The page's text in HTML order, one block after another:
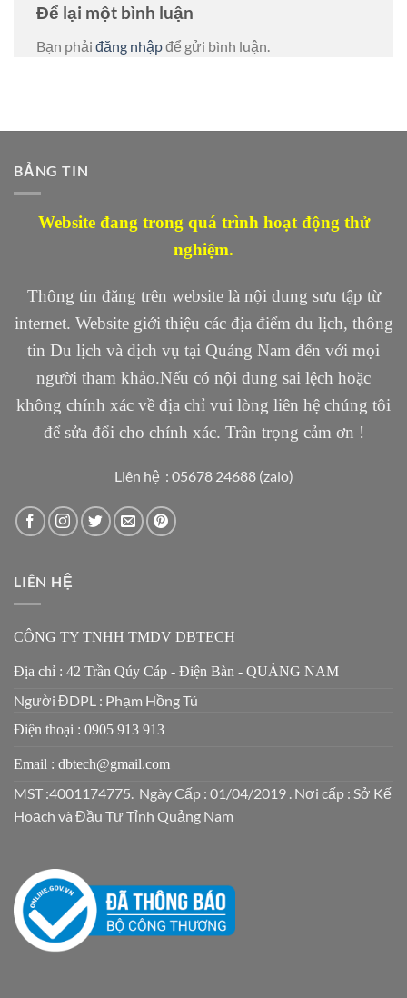
Để lại một bình luận
Bạn phải đăng nhậpđể gửi bình luận.
BẢNG TIN
Website đang trong quá trình hoạt động thử
nghiệm.
Thông tin đăng trên website là nội dung sưu tập từ
internet. Website giới thiệu các địa điểm du lịch, thông
tin Du lịch và dịch vụ tại Quảng Nam đến với mọi
người tham khảo.Nếu có nội dung sai lệch hoặc
không chính xác về địa chỉ vui lòng liên hệ chúng tôi
để sửa đổi cho chính xác. Trân trọng cảm ơn !
Liên hệ : 05678 24688 (zalo)
LIÊN HỆ
CÔNG TY TNHH TMDV DBTECH
Địa chỉ : 42 Trần Qúy Cáp - Điện Bàn - QUẢNG NAM
Người ĐDPL : Phạm Hồng Tú
Điện thoại : 0905 913 913
Email : dbtech@gmail.com
MST :4001174775. Ngày Cấp : 01/04/2019 . Nơi cấp : Sở Kế
Hoạch và Đầu Tư Tỉnh Quảng Nam